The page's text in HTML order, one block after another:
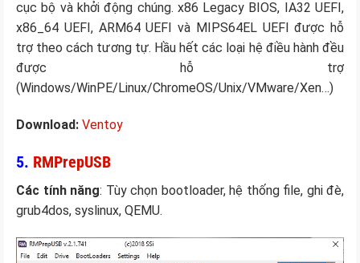
cục bộ và khởi động chúng. x86 Legacy BIOS, IA32 UEFI,
x86_64 UEFI, ARM64 UEFI và MIPS64EL UEFI được hỗ
trợ theo cách tương tự. Hầu hết các loại hệ điều hành đều
được hỗ trợ
(Windows/WinPE/Linux/ChromeOS/Unix/VMware/Xen…)
Download: Ventoy
5. RMPrepUSB
Các tính năng: Tùy chọn bootloader, hệ thống file, ghi đè,
grub4dos, syslinux, QEMU.